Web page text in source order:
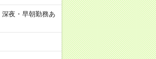
夜・早朝勤務あ